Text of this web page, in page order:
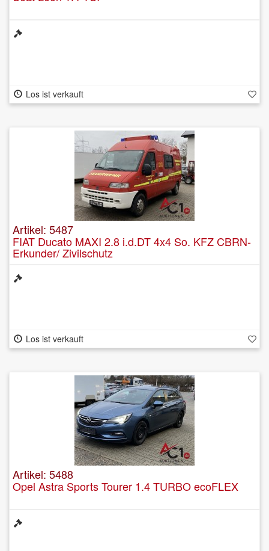
Los ist verkauft
Artikel: 5487
FIAT Ducato MAXI 2.8 i.d.DT 4x4 So. KFZ CBRN-
Erkunder/ Zivilschutz
Los ist verkauft
Artikel: 5488
Opel Astra Sports Tourer 1.4 TURBO ecoFLEX